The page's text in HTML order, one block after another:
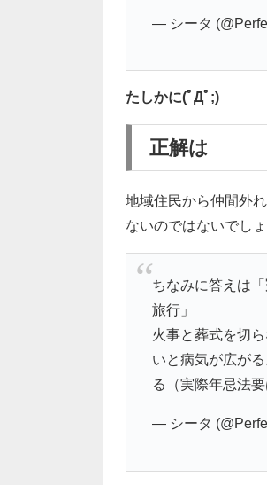
— シータ
たしかに(ﾟДﾟ;)
正解は
地域住民から仲間外
ないのではないでしょ
ちなみに答えは
旅行」
火事と葬式を切
いと病気が広が
る（実際年忌法
— シータ